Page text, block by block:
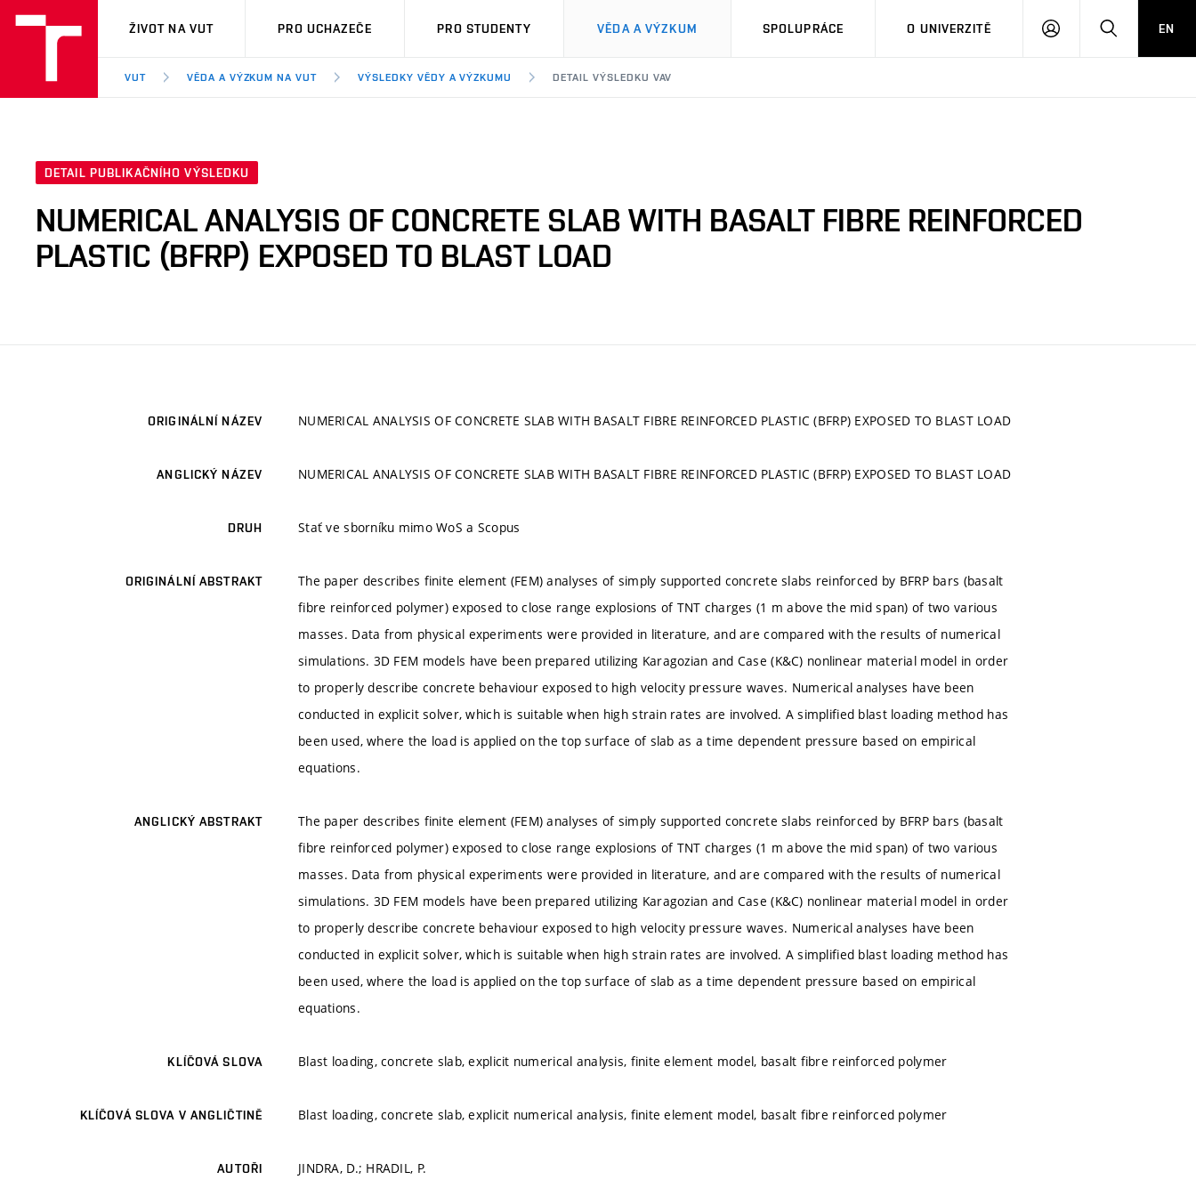
VUT
ŽIVOT NA VUT PRO UCHAZEČE PRO STUDENTY VĚDA A VÝZKUM SPOLUPRÁCE O UNIVERZITĚ
PŘIHLÁSIT HLEDATEN
VUT VĚDA A VÝZKUM NA VUT VÝSLEDKY VĚDY A VÝZKUMU DETAIL VÝSLEDKU VAV
DETAIL PUBLIKAČNÍHO VÝSLEDKU
NUMERICAL ANALYSIS OF CONCRETE SLAB WITH BASALT FIBRE REINFORCED
PLASTIC (BFRP) EXPOSED TO BLAST LOAD
ORIGINÁLNÍ NÁZEV NUMERICAL ANALYSIS OF CONCRETE SLAB WITH BASALT FIBRE REINFORCED PLASTIC (BFRP) EXPOSED TO BLAST LOAD
ANGLICKÝ NÁZEV NUMERICAL ANALYSIS OF CONCRETE SLAB WITH BASALT FIBRE REINFORCED PLASTIC (BFRP) EXPOSED TO BLAST LOAD
DRUH Stať ve sborníku mimo WoS a Scopus
ORIGINÁLNÍ ABSTRAKT
The paper describes finite element (FEM) analyses of simply supported concrete slabs reinforced by BFRP bars (basalt
fibre reinforced polymer) exposed to close range explosions of TNT charges (1 m above the mid span) of two various
masses. Data from physical experiments were provided in literature, and are compared with the results of numerical
simulations. 3D FEM models have been prepared utilizing Karagozian and Case (K&C) nonlinear material model in order
to properly describe concrete behaviour exposed to high velocity pressure waves. Numerical analyses have been
conducted in explicit solver, which is suitable when high strain rates are involved. A simplified blast loading method has
been used, where the load is applied on the top surface of slab as a time dependent pressure based on empirical
equations.
ANGLICKÝ ABSTRAKT
The paper describes finite element (FEM) analyses of simply supported concrete slabs reinforced by BFRP bars (basalt
fibre reinforced polymer) exposed to close range explosions of TNT charges (1 m above the mid span) of two various
masses. Data from physical experiments were provided in literature, and are compared with the results of numerical
simulations. 3D FEM models have been prepared utilizing Karagozian and Case (K&C) nonlinear material model in order
to properly describe concrete behaviour exposed to high velocity pressure waves. Numerical analyses have been
conducted in explicit solver, which is suitable when high strain rates are involved. A simplified blast loading method has
been used, where the load is applied on the top surface of slab as a time dependent pressure based on empirical
equations.
KLÍČOVÁ SLOVA Blast loading, concrete slab, explicit numerical analysis, finite element model, basalt fibre reinforced polymer
KLÍČOVÁ SLOVA V ANGLIČTINĚ Blast loading, concrete slab, explicit numerical analysis, finite element model, basalt fibre reinforced polymer
AUTOŘI JINDRA, D.; HRADIL, P.